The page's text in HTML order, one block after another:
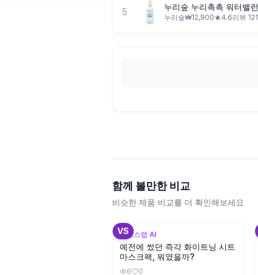
5 누리숲₩12,900★4.6리뷰 121
함께 볼만한 비교
비슷한 제품 비교를 더 확인해보세요
VS
뷰틱스랩 AI
예전에 썼던 즉각 화이트닝 시트
마스크팩, 뭐였을까?
6 0